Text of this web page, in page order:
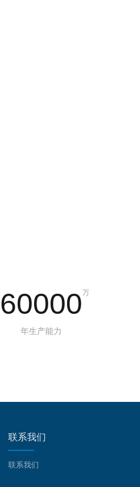
60000万
年生产能力
联系我们
联系我们